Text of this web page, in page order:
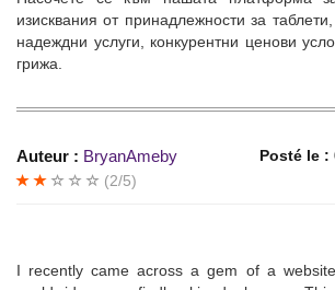
изисквания от принадлежности за
надеждни услуги, конкурентни ценови
грижа.
Auteur : BryanAmeby Posté le :
(2/5)
I recently came across a gem of a